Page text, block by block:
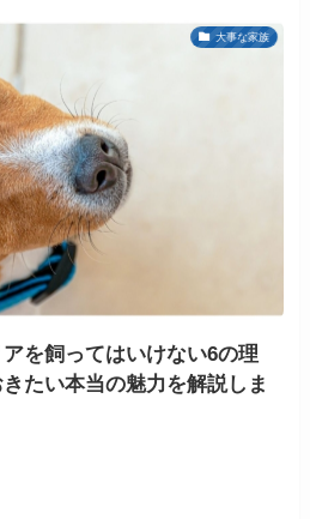
大事な家族
を飼ってはいけない6の理
たい本当の魅力を解説しま